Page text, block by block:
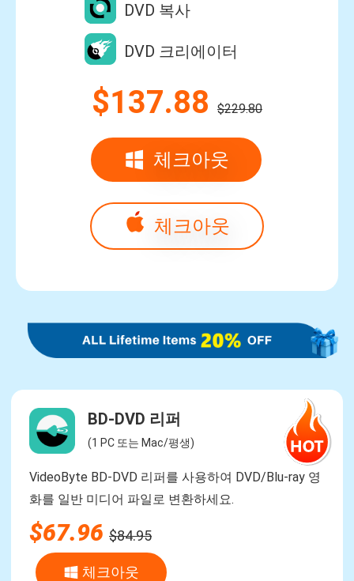
DVD 복사
DVD 크리에이터
$137.88 $229.80
체크아웃
체크아웃
BD-DVD 리퍼
(1 PC 또는 Mac/평생)
VideoByte BD-DVD 리퍼를 사용하여 DVD/Blu-ray 영
화를 일반 미디어 파일로 변환하세요.
$67.96 $84.95
체크아웃